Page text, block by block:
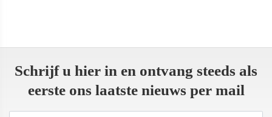
Schrijf u hier in en ontvang steeds als
eerste ons laatste nieuws per mail